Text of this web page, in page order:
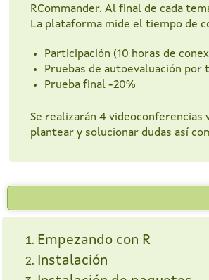
RCommander. Al final de cada
La plataforma mide el tiempo de
Participación (10 horas de
Pruebas de autoevaluación por
Prueba final -20%
Se realizarán 4 videoconferencias
plantear y solucionar dudas así
Empezando con R
Instalación